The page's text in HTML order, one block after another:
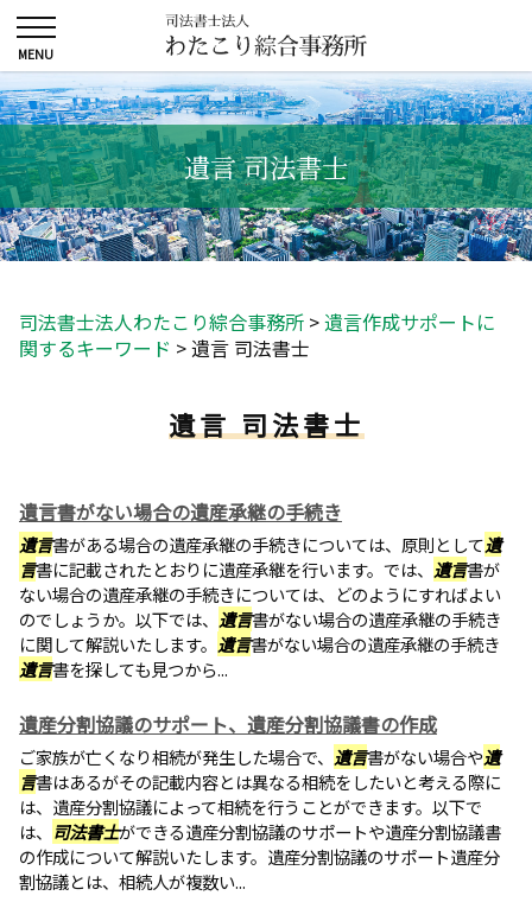
遺言 司法書士
司法書士法人わたこり綜合事務所 >遺言作成サポートに
関するキーワード >遺言 司法書士
遺言 司法書士
遺言書がない場合の遺産承継の手続き
遺言書がある場合の遺産承継の手続きについては、原則として遺
言書に記載されたとおりに遺産承継を行います。では、 遺言書が
ない場合の遺産承継の手続きについては、どのようにすればよい
のでしょうか。以下では、 遺言書がない場合の遺産承継の手続き
に関して解説いたします。 遺言書がない場合の遺産承継の手続き
遺言書を探しても見つから...
遺産分割協議のサポート、遺産分割協議書の作成
ご家族が亡くなり相続が発生した場合で、 遺言書がない場合や遺
言書はあるがその記載内容とは異なる相続をしたいと考える際に
は、遺産分割協議によって相続を行うことができます。以下で
は、 司法書士ができる遺産分割協議のサポートや遺産分割協議書
の作成について解説いたします。遺産分割協議のサポート遺産分
割協議とは、相続人が複数い...